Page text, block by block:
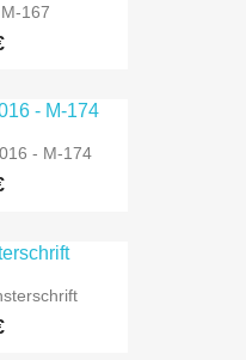
167
- M-174